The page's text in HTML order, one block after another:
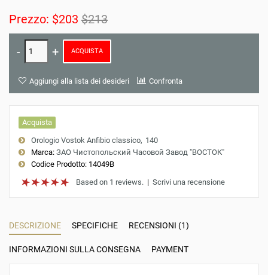
Prezzo: $203 $213
ACQUISTA
Aggiungi alla lista dei desideri Confronta
Acquista
Orologio Vostok Anfibio classico 140
Marca: ЗАО Чистопольский Часовой Завод "ВОСТОК"
Codice Prodotto: 14049B
Based on 1 reviews. | Scrivi una recensione
DESCRIZIONE SPECIFICHE RECENSIONI (1)
INFORMAZIONI SULLA CONSEGNA PAYMENT